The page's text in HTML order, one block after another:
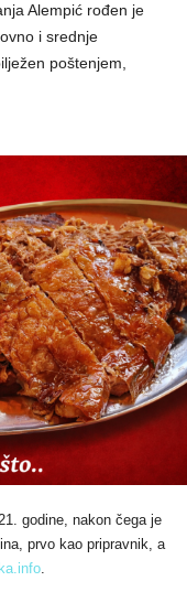
Alempić rođen je
i srednje
poštenjem,
godine, nakon čega je
prvo kao pripravnik, a